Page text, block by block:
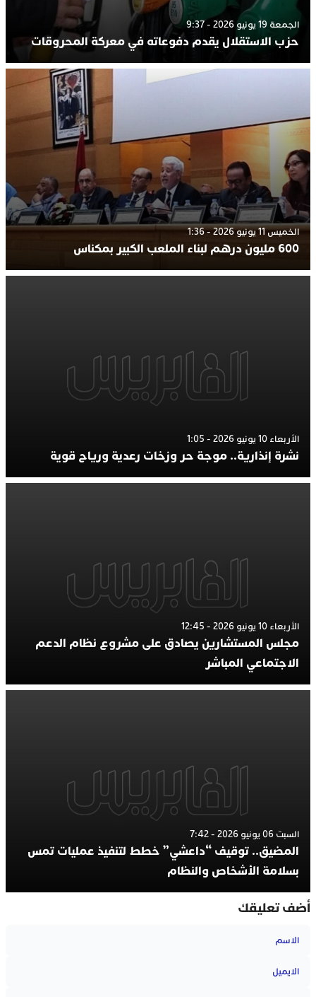
الجمعة 19 يونيو 2026 - 9:37
حزب الاستقلال يقدم دفوعاته في معركة المحروقات
الخميس 11 يونيو 2026 - 1:36
600 مليون درهم لبناء الملعب الكبير بمكناس
الأربعاء 10 يونيو 2026 - 1:05
نشرة إنذارية.. موجة حر وزخات رعدية ورياح قوية
الأربعاء 10 يونيو 2026 - 12:45
مجلس المستشارين يصادق على مشروع نظام الدعم
الاجتماعي المباشر
السبت 06 يونيو 2026 - 7:42
المضيق.. توقيف “داعشي” خطط لتنفيذ عمليات تمس
بسلامة الأشخاص والنظام
أضف تعليقك